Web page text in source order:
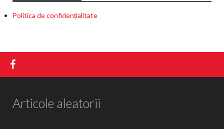
Politica de confidențialitate
Articole aleatorii